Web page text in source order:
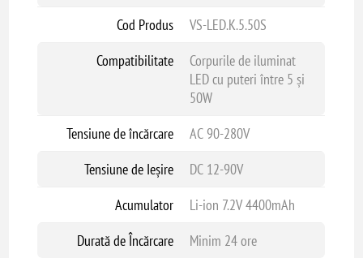
Cod Produs
VS-LED.K.5.50S
Compatibilitate
Corpurile de iluminat
LED cu puteri între 5 și
50W
Tensiune de încărcare
AC 90-280V
Tensiune de Ieșire
DC 12-90V
Acumulator
Li-ion 7.2V 4400mAh
Durată de Încărcare
Minim 24 ore